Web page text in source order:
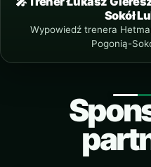
Sokół
Wypowiedź trenera
Pogonią-